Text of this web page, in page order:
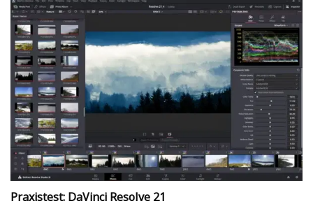
Praxistest: DaVinci Resolve 21